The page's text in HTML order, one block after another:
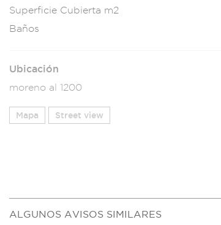
Superficie Cubierta m2
Baños
Ubicación
moreno al 1200
Mapa Street view
ALGUNOS AVISOS SIMILARES